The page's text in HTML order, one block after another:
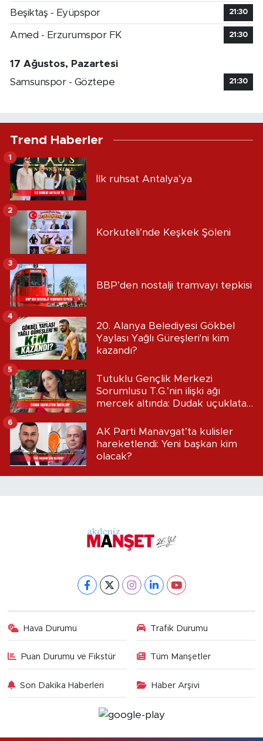
Beşiktaş - Eyüpspor 21:30
Amed - Erzurumspor FK 21:30
17 Ağustos, Pazartesi
Samsunspor - Göztepe
21:30
Trend Haberler
İlk ruhsat Antalya’ya
1
Korkuteli’nde Keşkek Şöleni
2
BBP’den nostalji tramvayı tepkisi
3
20. Alanya Belediyesi Gökbel
Yaylası Yağlı Güreşleri'ni kim
kazandı?
4
Tutuklu Gençlik Merkezi
Sorumlusu T.G.’nin ilişki ağı
mercek altında: Dudak uçuklatan
5
AK Parti Manavgat’ta kulisler
hareketlendi: Yeni başkan kim
olacak?
6
Hava Durumu Trafik Durumu
Puan Durumu ve Fikstür Tüm Manşetler
Son Dakika Haberleri Haber Arşivi